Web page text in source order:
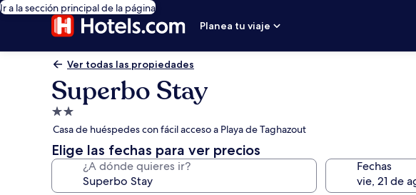
Ir a la sección principal de la página
Planea tu viaje
Ver todas las propiedades
Superbo Stay
Propiedad
de
2.0
estrellas
Casa de huéspedes con fácil acceso a Playa de Taghazout
Elige las fechas para ver precios
¿A dónde quieres ir? Fechas